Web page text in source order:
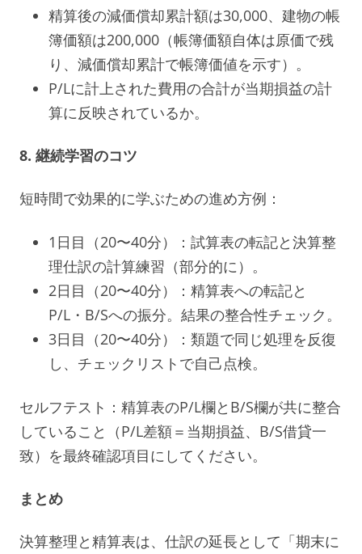
精算後の減価償却累計額は30,000、建物の帳
簿価額は200,000（帳簿価額自体は原価で残
り、減価償却累計で帳簿価値を示す）。
P/Lに計上された費用の合計が当期損益の計
算に反映されているか。
8. 継続学習のコツ
短時間で効果的に学ぶための進め方例：
1日目（20〜40分）：試算表の転記と決算整
理仕訳の計算練習（部分的に）。
2日目（20〜40分）：精算表への転記と
P/L・B/Sへの振分。結果の整合性チェック。
3日目（20〜40分）：類題で同じ処理を反復
し、チェックリストで自己点検。
セルフテスト：精算表のP/L欄とB/S欄が共に整合
していること（P/L差額＝当期損益、B/S借貸一
致）を最終確認項目にしてください。
まとめ
決算整理と精算表は、仕訳の延長として「期末に